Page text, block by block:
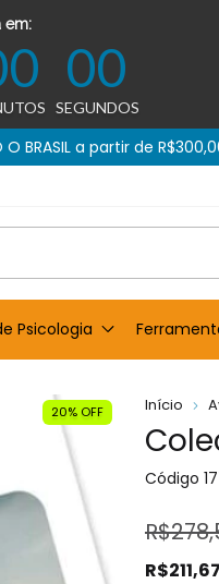
em:
00
SEGUNDOS
BRASIL a partir de
Psicologia
20% OFF Início
Código
R$211,67